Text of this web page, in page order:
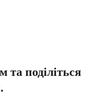
поділіться